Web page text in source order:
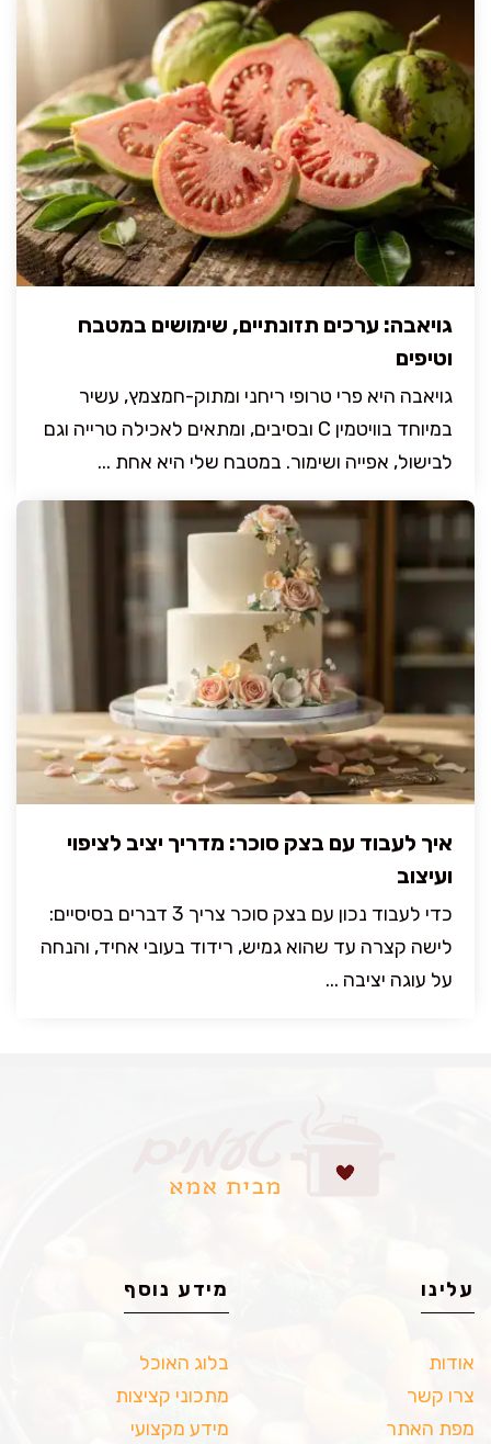
גויאבה: ערכים תזונתיים, שימושים במטבח
וטיפים
גויאבה היא פרי טרופי ריחני ומתוק-חמצמץ, עשיר
במיוחד בוויטמין C ובסיבים, ומתאים לאכילה טרייה וגם
לבישול, אפייה ושימור. במטבח שלי היא אחת ...
איך לעבוד עם בצק סוכר: מדריך יציב לציפוי
ועיצוב
כדי לעבוד נכון עם בצק סוכר צריך 3 דברים בסיסיים:
לישה קצרה עד שהוא גמיש, רידוד בעובי אחיד, והנחה
על עוגה יציבה ...
עלינו
אודות
צרו קשר
מפת האתר
מידע נוסף
בלוג האוכל
מתכוני קציצות
מידע מקצועי